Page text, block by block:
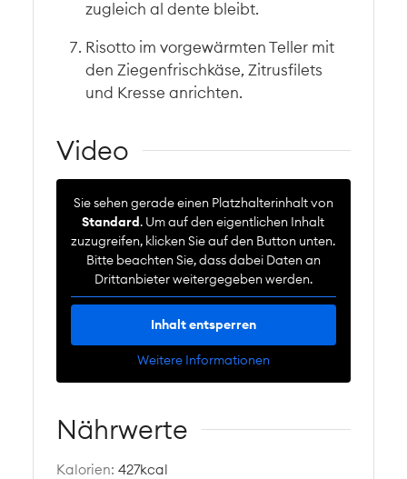
zugleich al dente bleibt.
Risotto im vorgewärmten Teller mit
den Ziegenfrischkäse, Zitrusfilets
und Kresse anrichten.
Video
Sie sehen gerade einen Platzhalterinhalt von
Standard. Um auf den eigentlichen Inhalt
zuzugreifen, klicken Sie auf den Button unten.
Bitte beachten Sie, dass dabei Daten an
Drittanbieter weitergegeben werden.
Inhalt entsperren
Weitere Informationen
Nährwerte
Kalorien:427kcal